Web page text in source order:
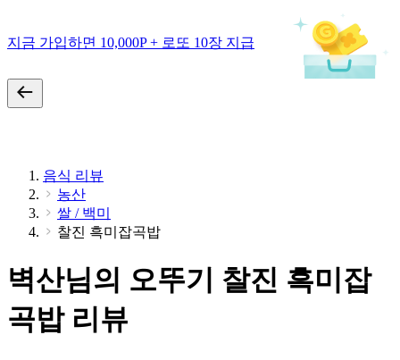
지금 가입하면 10,000P + 로또 10장 지급
음식 리뷰
농산
쌀 / 백미
찰진 흑미잡곡밥
벽산님의 오뚜기 찰진 흑미잡
곡밥 리뷰